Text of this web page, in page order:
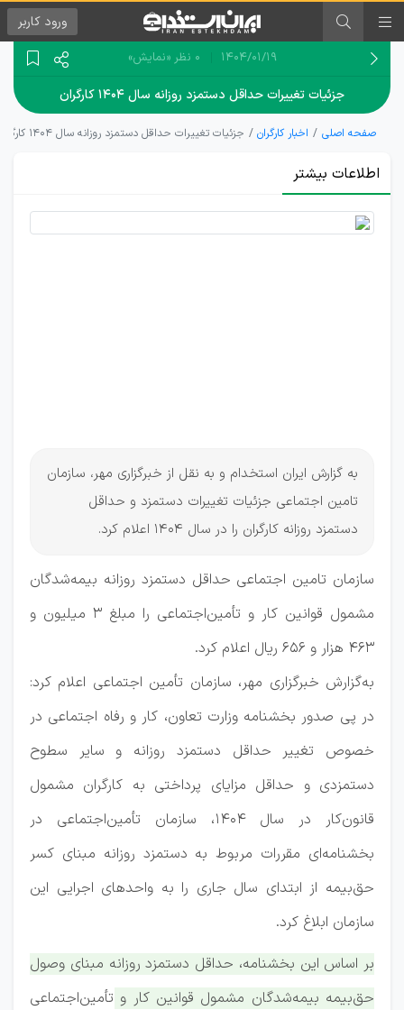
ورود کاربر
۱۴۰۴/۰۱/۱۹ 0 نظر «نمایش»
جزئیات تغییرات حداقل دستمزد روزانه سال ۱۴۰۴ کارگران
صفحه اصلی اخبار کارگران جزئیات تغییرات حداقل دستمزد روزانه سال ۱۴۰۴ کارگران
اطلاعات بیشتر
تغییرات
به گزارش ایران استخدام و به نقل از خبرگزاری مهر، سازمان
تامین اجتماعی جزئیات تغییرات دستمزد و حداقل
دستمزد روزانه کارگران را در سال ۱۴۰۴ اعلام کرد.
سازمان تامین اجتماعی حداقل دستمزد روزانه بیمه‌شدگان
مشمول قوانین کار و تأمین‌اجتماعی را مبلغ ۳ میلیون و
۴۶۳ هزار و ۶۵۶ ریال اعلام کرد.
به‌گزارش خبرگزاری مهر، سازمان تأمین اجتماعی اعلام کرد:
در پی صدور بخشنامه وزارت تعاون، کار و رفاه اجتماعی در
خصوص تغییر حداقل دستمزد روزانه و سایر سطوح
دستمزدی و حداقل مزایای پرداختی به کارگران مشمول
قانون‌کار در سال ۱۴۰۴، سازمان تأمین‌اجتماعی در
بخشنامه‌ای مقررات مربوط به دستمزد روزانه مبنای کسر
حق‌بیمه از ابتدای سال جاری را به واحدهای اجرایی این
سازمان ابلاغ کرد.
بر اساس این بخشنامه، حداقل دستمزد روزانه مبنای وصول
حق‌بیمه بیمه‌شدگان مشمول قوانین کار و تأمین‌اجتماعی